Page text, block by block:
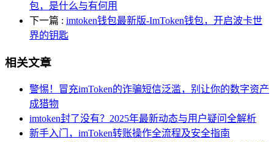
包，是什么与有何用
下一篇 : imtoken钱包最新版-ImToken钱包，开启波卡世
界的钥匙
相关文章
警惕！冒充imToken的诈骗短信泛滥，别让你的数字资产
成猎物
imtoken封了没有？2025年最新动态与用户疑问全解析
新手入门，imToken转账操作全流程及安全指南